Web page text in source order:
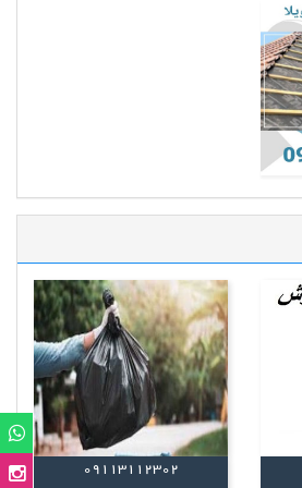
09113112302